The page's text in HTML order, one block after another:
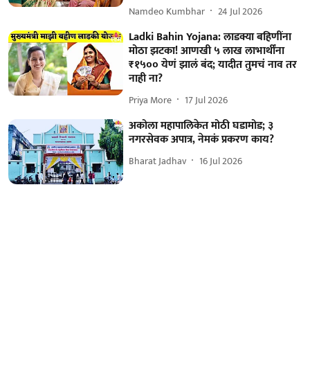
Namdeo Kumbhar 24 Jul 2026
Ladki Bahin Yojana: लाडक्या बहिणींना
मोठा झटका! आणखी ५ लाख लाभार्थींना
₹१५०० येणं झालं बंद; यादीत तुमचं नाव तर
नाही ना?
Priya More 17 Jul 2026
अकोला महापालिकेत मोठी घडामोड; ३
नगरसेवक अपात्र, नेमकं प्रकरण काय?
Bharat Jadhav 16 Jul 2026